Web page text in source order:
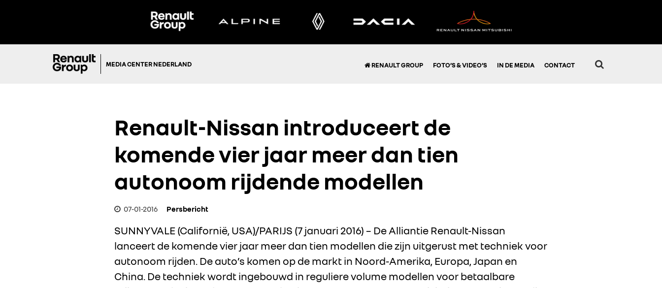
MEDIA CENTER NEDERLAND RENAULT GROUP FOTO’S & VIDEO’S IN DE MEDIA CONTACT
Renault-Nissan introduceert de
komende vier jaar meer dan tien
autonoom rijdende modellen
07-01-2016 Persbericht
SUNNYVALE (Californië, USA)/PARIJS (7 januari 2016) – De Alliantie Renault-Nissan
lanceert de komende vier jaar meer dan tien modellen die zijn uitgerust met techniek voor
autonoom rijden. De auto’s komen op de markt in Noord-Amerika, Europa, Japan en
China. De techniek wordt ingebouwd in reguliere volume modellen voor betaalbare